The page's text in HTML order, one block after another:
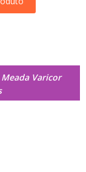
Varicor